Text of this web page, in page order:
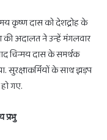
कृष्ण दास को देशद्रोह के
की अदालत ने उन्हें मंगलवार
चिन्मय दास के समर्थक
सुरक्षाकर्मियों के साथ झड़प
गए.
प्रभु